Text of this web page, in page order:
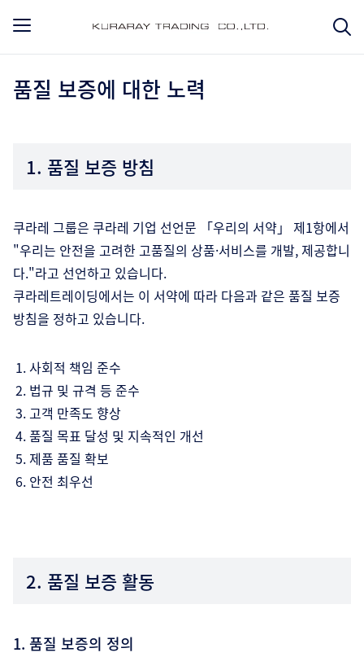
품질 보증에 대한 노력
1. 품질 보증 방침
쿠라레 그룹은 쿠라레 기업 선언문 「우리의 서약」 제1항에서
"우리는 안전을 고려한 고품질의 상품·서비스를 개발, 제공합니
다."라고 선언하고 있습니다.
쿠라레트레이딩에서는 이 서약에 따라 다음과 같은 품질 보증
방침을 정하고 있습니다.
사회적 책임 준수
법규 및 규격 등 준수
고객 만족도 향상
품질 목표 달성 및 지속적인 개선
제품 품질 확보
안전 최우선
2. 품질 보증 활동
1. 품질 보증의 정의